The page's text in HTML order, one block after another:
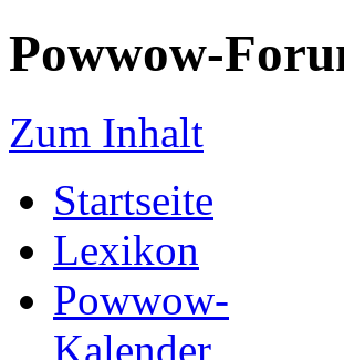
Powwow-
Zum Inhalt
Startseite
Lexikon
Powwow-
Kalender